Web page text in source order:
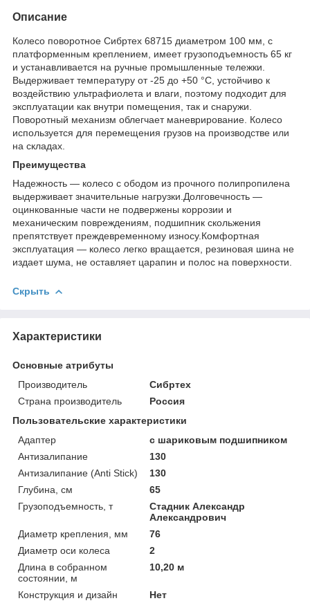
Описание
Колесо поворотное Сибртех 68715 диаметром 100 мм, с
платформенным креплением, имеет грузоподъемность 65 кг
и устанавливается на ручные промышленные тележки.
Выдерживает температуру от -25 до +50 °C, устойчиво к
воздействию ультрафиолета и влаги, поэтому подходит для
эксплуатации как внутри помещения, так и снаружи.
Поворотный механизм облегчает маневрирование. Колесо
используется для перемещения грузов на производстве или
на складах.
Преимущества
Надежность — колесо с ободом из прочного полипропилена
выдерживает значительные нагрузки.Долговечность —
оцинкованные части не подвержены коррозии и
механическим повреждениям, подшипник скольжения
препятствует преждевременному износу.Комфортная
эксплуатация — колесо легко вращается, резиновая шина не
издает шума, не оставляет царапин и полос на поверхности.
Скрыть
Характеристики
Основные атрибуты
Производитель
Сибртех
Страна производитель
Россия
Пользовательские характеристики
Адаптер
с шариковым подшипником
Антизалипание
130
Антизалипание (Anti Stick)
130
Глубина, см
65
Грузоподъемность, т
Стадник Александр
Александрович
Диаметр крепления, мм
76
Диаметр оси колеса
2
Длина в собранном
состоянии, м
10,20 м
Конструкция и дизайн
Нет